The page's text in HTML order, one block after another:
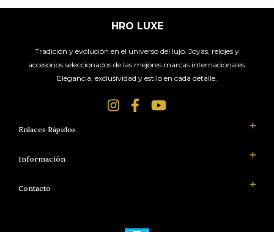
HRO LUXE
Tradición y evolución en el universo del lujo. Joyas, relojes y
accesorios seleccionados de las mejores marcas internacionales.
Elegancia, exclusividad y estilo en cada detalle.
Enlaces Rápidos
Información
Contacto